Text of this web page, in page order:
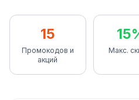
15
Промокодов и
акций
Макс.